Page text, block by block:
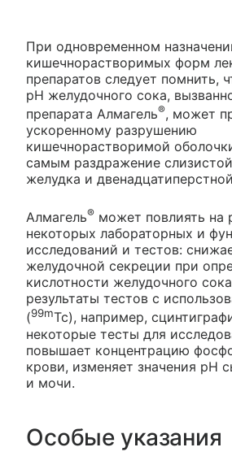
При одновременном
кишечнорастворимых форм
препаратов следует помнить,
рН желудочного сока,
препарата Алмагель®, может
ускоренному разрушению
кишечнорастворимой
самым раздражение
желудка и
Алмагель® может повлиять на
некоторых лабораторных и
исследований и тестов:
желудочной секреции при
кислотности желудочного
результаты тестов с
(99mTc), например,
некоторые тесты для
повышает концентрацию
крови, изменяет значения рН
и мочи.
Особые указания